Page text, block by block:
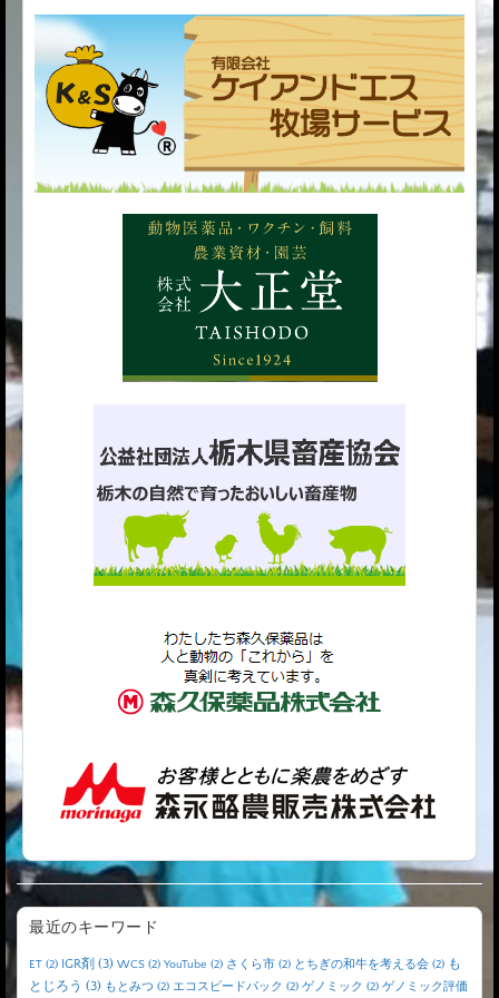
最近のキーワード
ET (2) IGR剤 (3) WCS (2) YouTube (2) さくら市 (2) とちぎの和牛を考える会 (2) も
とじろう (3) もとみつ (2) エコスピードパック (2) ゲノミック (2) ゲノミック評価